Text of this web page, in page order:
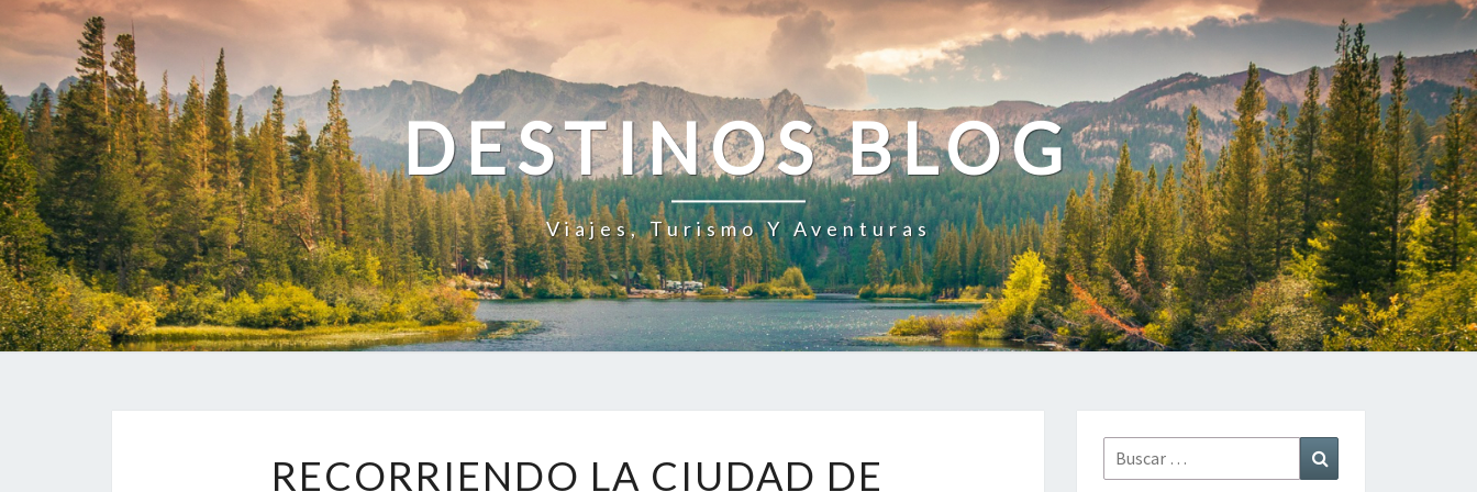
DESTINOS BLOG
Viajes, Turismo Y Aventuras
LA
RECORRIENDO LA CIUDAD DE
Buscar
por: